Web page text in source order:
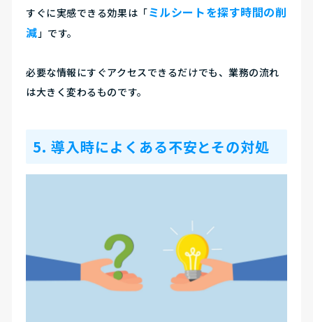
すぐに実感できる効果は「ミルシートを探す時間の削
減 」です。
必要な情報にすぐアクセスできるだけでも、業務の流れ
は大きく変わるものです。
5. 導入時によくある不安とその対処